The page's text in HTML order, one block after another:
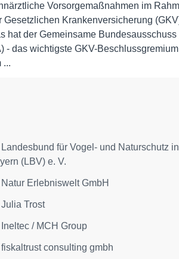
Vorsorgemaßnahmen im
Gesetzlichen Krankenversicherung
hat der Gemeinsame Bundesausschuss
- das wichtigste GKV-
...
Landesbund für Vogel- und Naturschutz in
(LBV) e. V.
Natur Erlebniswelt GmbH
Julia Trost
Ineltec / MCH Group
fiskaltrust consulting gmbh